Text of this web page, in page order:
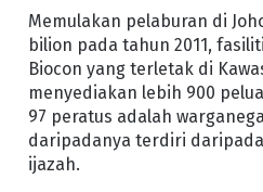
Memulakan pelaburan di
bilion pada tahun 2011,
Biocon yang terletak di
menyediakan lebih 900
97 peratus adalah
daripadanya terdiri
ijazah.